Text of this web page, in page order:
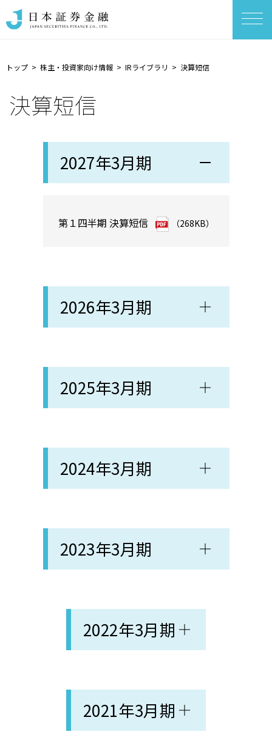
トップ 株主・投資家向け情報 IRライブラリ 決算短信
決算短信
2027年3月期
第１四半期 決算短信 （268KB）
2026年3月期
2025年3月期
2024年3月期
2023年3月期
2022年3月期
2021年3月期